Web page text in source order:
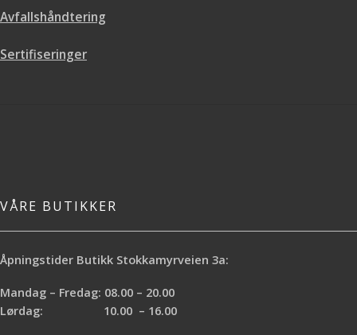
Avfallshåndtering
Sertifiseringer
VÅRE BUTIKKER
Åpningstider Butikk Stokkamyrveien 3a:
Mandag – Fredag: 08.00 – 20.00
Lørdag: 10.00 – 16.00